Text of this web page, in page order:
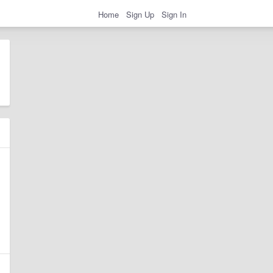
Home Sign Up Sign In